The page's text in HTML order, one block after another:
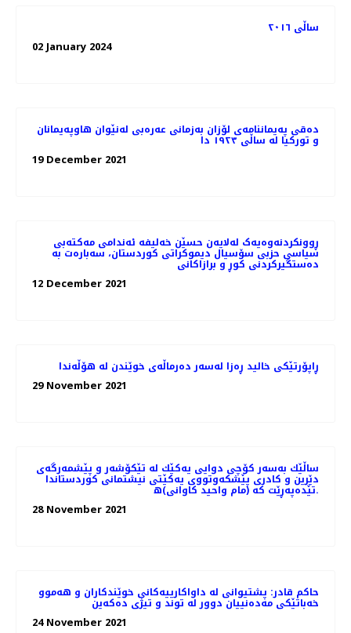
ساڵی ٢٠١٦
02 January 2024
دەقی پەیماننامەی لۆزان بەزمانی عەرەبی لەنێوان هاوپەیمانان
و تورکیا لە ساڵی ١٩٢٣ دا
19 December 2021
ڕوونکردنەوەیەک لەلایەن حسێن خەلیفە ئەندامی مەكتەبی
سیاسی حزبی سۆسیال دیموكراتی كوردستان، سەبارەت بە
دەستگیرکردنی کوڕ و برازاکانی
12 December 2021
ڕاپۆرتێکی خالید ڕەزا لەسەر دەرماڵەی خوێندن لە هۆڵەندا
29 November 2021
ساڵێك به‌سه‌ر كۆچی دوایی یه‌كێك له‌ تێكۆشه‌ر‌ و پێشمه‌رگه‌ی
دێرین و كادری پێشكه‌وتووی یه‌كێتی نیشتمانی كوردستاندا
تێده‌په‌ڕێت كه‌ (مام واحید كاوانی)ه‌.
28 November 2021
حاكم قادر: پشتیوانی لە داواكارییەكانی خوێندكاران و ھەموو
خەباتێكی مەدەنییان دوور لە توند و تیژی دەكەین
24 November 2021